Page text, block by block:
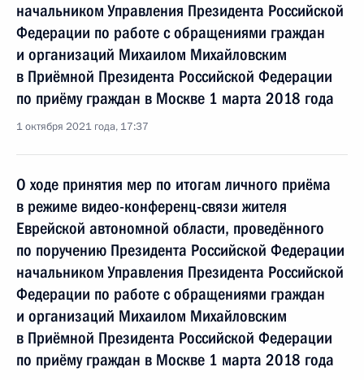
начальником Управления Президента Российской
Федерации по работе с обращениями граждан
и организаций Михаилом Михайловским
в Приёмной Президента Российской Федерации
по приёму граждан в Москве 1 марта 2018 года
1 октября 2021 года, 17:37
О ходе принятия мер по итогам личного приёма
в режиме видео-конференц-связи жителя
Еврейской автономной области, проведённого
по поручению Президента Российской Федерации
начальником Управления Президента Российской
Федерации по работе с обращениями граждан
и организаций Михаилом Михайловским
в Приёмной Президента Российской Федерации
по приёму граждан в Москве 1 марта 2018 года